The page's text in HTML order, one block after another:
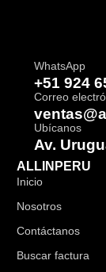
WhatsApp
+51 924
Correo
Ubícanos
Av.
ALLINPERU
Inicio
Nosotros
Contáctanos
Buscar factura